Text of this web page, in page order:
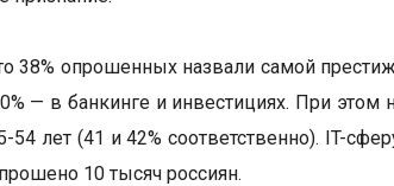
38% опрошенных назвали самой
— в банкинге и инвестициях. При этом
54 лет (41 и 42% соответственно). IT-
10 тысяч россиян.